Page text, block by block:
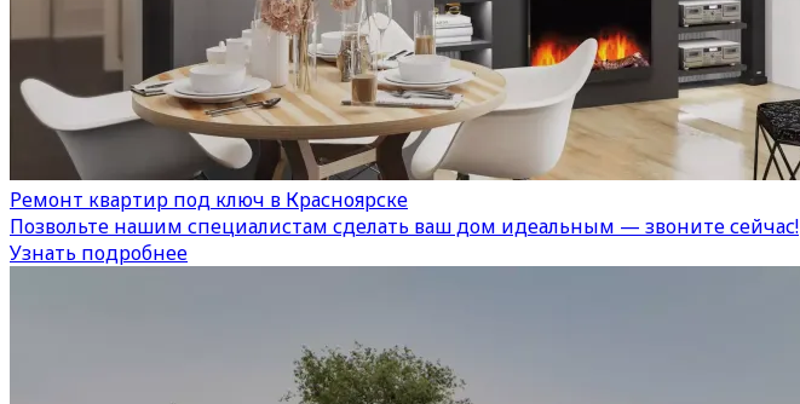
Ремонт квартир под ключ в Красноярске
Позвольте нашим специалистам сделать ваш дом идеальным — звоните сейчас!
Узнать подробнее